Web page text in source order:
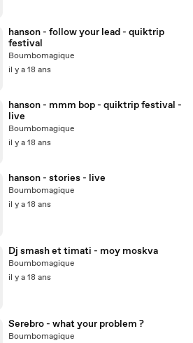
hanson - follow your lead - quiktrip
festival
Boumbomagique
il y a 18 ans
hanson - mmm bop - quiktrip festival -
live
Boumbomagique
il y a 18 ans
hanson - stories - live
Boumbomagique
il y a 18 ans
Dj smash et timati - moy moskva
Boumbomagique
il y a 18 ans
Serebro - what your problem ?
Boumbomagique